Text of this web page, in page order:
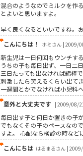
混合のようなのでミルクを作
とよいと思いますよ。
早く良くなるといいですね。
こんにちは！
ホミさん | 2009/
新生児は一日何回もウンチす
うちの子も毎日出ず、一日二
三日たっても出なければ綿棒
刺激したら笑えるくらい出て
一週間とかでなければ小児科
意外と大丈夫です | 2009/08/21
毎日出す子と何日か置きの子
でもなくその子のペースなの
すよ。 心配なら検診の時な
こんにちは はるまるさん |